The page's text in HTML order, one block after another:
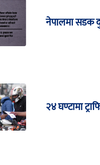
नेपालमा सडक
२४ घण्टामा